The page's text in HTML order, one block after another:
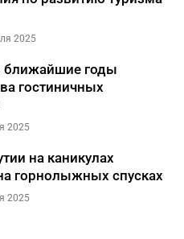
2025
ближайшие годы
гостиничных
2025
на каникулах
горнолыжных спусках
2025